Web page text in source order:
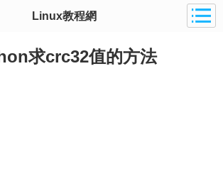
Linux教程網
求crc32值的方法